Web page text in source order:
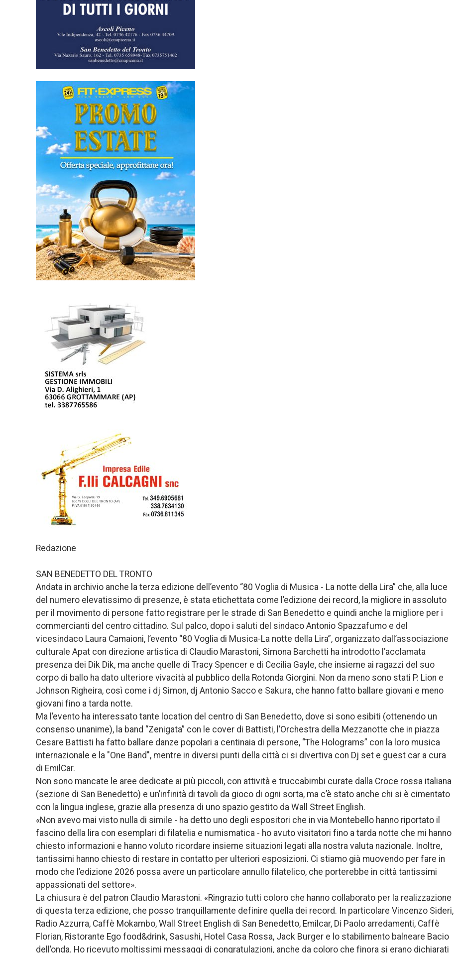
Redazione
SAN BENEDETTO DEL TRONTO
Andata in archivio anche la terza edizione dell’evento “80 Voglia di Musica - La notte della Lira” che, alla luce
del numero elevatissimo di presenze, è stata etichettata come l’edizione dei record, la migliore in assoluto
per il movimento di persone fatto registrare per le strade di San Benedetto e quindi anche la migliore per i
commercianti del centro cittadino. Sul palco, dopo i saluti del sindaco Antonio Spazzafumo e del
vicesindaco Laura Camaioni, l’evento “80 Voglia di Musica-La notte della Lira”, organizzato dall’associazione
culturale Apat con direzione artistica di Claudio Marastoni, Simona Barchetti ha introdotto l’acclamata
presenza dei Dik Dik, ma anche quelle di Tracy Spencer e di Cecilia Gayle, che insieme ai ragazzi del suo
corpo di ballo ha dato ulteriore vivacità al pubblico della Rotonda Giorgini. Non da meno sono stati P. Lion e
Johnson Righeira, così come i dj Simon, dj Antonio Sacco e Sakura, che hanno fatto ballare giovani e meno
giovani fino a tarda notte.
Ma l’evento ha interessato tante location del centro di San Benedetto, dove si sono esibiti (ottenendo un
consenso unanime), la band “Zenigata” con le cover di Battisti, l’Orchestra della Mezzanotte che in piazza
Cesare Battisti ha fatto ballare danze popolari a centinaia di persone, “The Holograms” con la loro musica
internazionale e la "One Band", mentre in diversi punti della città ci si divertiva con Dj set e guest car a cura
di EmilCar.
Non sono mancate le aree dedicate ai più piccoli, con attività e truccabimbi curate dalla Croce rossa italiana
(sezione di San Benedetto) e un’infinità di tavoli da gioco di ogni sorta, ma c’è stato anche chi si è cimentato
con la lingua inglese, grazie alla presenza di uno spazio gestito da Wall Street English.
«Non avevo mai visto nulla di simile - ha detto uno degli espositori che in via Montebello hanno riportato il
fascino della lira con esemplari di filatelia e numismatica - ho avuto visitatori fino a tarda notte che mi hanno
chiesto informazioni e hanno voluto ricordare insieme situazioni legati alla nostra valuta nazionale. Inoltre,
tantissimi hanno chiesto di restare in contatto per ulteriori esposizioni. Ci stiamo già muovendo per fare in
modo che l’edizione 2026 possa avere un particolare annullo filatelico, che porterebbe in città tantissimi
appassionati del settore».
La chiusura è del patron Claudio Marastoni. «Ringrazio tutti coloro che hanno collaborato per la realizzazione
di questa terza edizione, che posso tranquillamente definire quella dei record. In particolare Vincenzo Sideri,
Radio Azzurra, Caffè Mokambo, Wall Street English di San Benedetto, Emilcar, Di Paolo arredamenti, Caffè
Florian, Ristorante Ego food&drink, Sasushi, Hotel Casa Rossa, Jack Burger e lo stabilimento balneare Bacio
dell’onda. Ho ricevuto moltissimi messaggi di congratulazioni, anche da coloro che finora si erano dichiarati